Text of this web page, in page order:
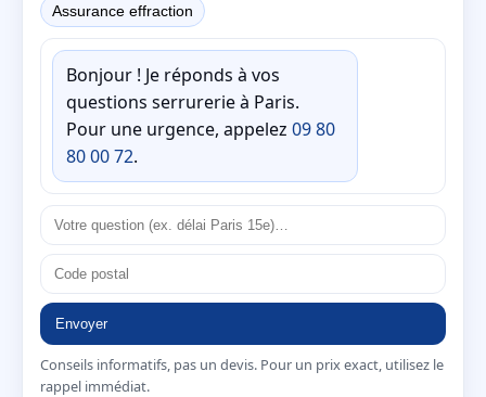
Assurance effraction
Bonjour ! Je réponds à vos
questions serrurerie à Paris.
Pour une urgence, appelez 09 80
80 00 72.
Envoyer
Conseils informatifs, pas un devis. Pour un prix exact, utilisez le
rappel immédiat.